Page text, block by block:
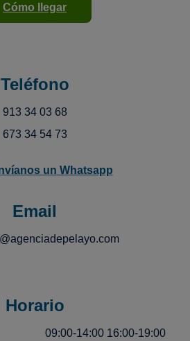
Cómo llegar
Teléfono
913 34 03 68
673 34 54 73
un Whatsapp
Email
Horario
09:00-14:00 16:00-19:00